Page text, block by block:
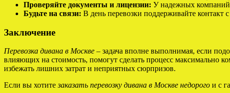
Проверяйте документы и лицензии: У надежных компаний
Будьте на связи: В день перевозки поддерживайте
Заключение
Перевозка дивана в Москве – задача вполне выполнимая, если
влияющих на стоимость, помогут сделать процесс максимально
избежать лишних затрат и неприятных сюрпризов.
Если вы хотите заказать перевозку дивана в Москве недорого и с